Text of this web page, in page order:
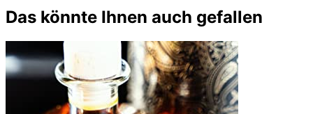
Das könnte Ihnen auch gefallen